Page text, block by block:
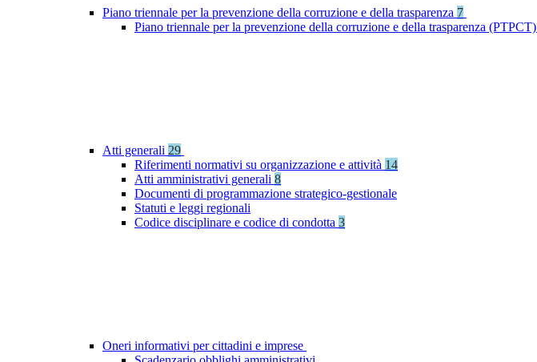
Piano triennale per la prevenzione della corruzione e della trasparenza 7
Piano triennale per la prevenzione della corruzione e della trasparenza (PTPCT)
Atti generali 29
Riferimenti normativi su organizzazione e attività 14
Atti amministrativi generali 8
Documenti di programmazione strategico-gestionale
Statuti e leggi regionali
Codice disciplinare e codice di condotta 3
Oneri informativi per cittadini e imprese